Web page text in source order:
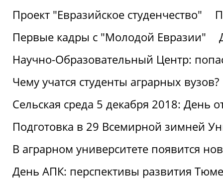
Проект "Евразийское студенчество"
Первые кадры с "Молодой Евразии"
Научно-Образовательный Центр:
Чему учатся студенты аграрных вузов?
Сельская среда 5 декабря 2018: День
Подготовка в 29 Всемирной зимней
В аграрном университете появится
День АПК: перспективы развития